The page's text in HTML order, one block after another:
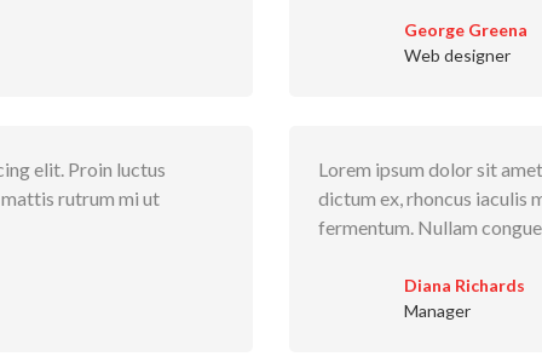
George Greena
Web designer
elit. Proin luctus
rutrum mi ut
Lorem ipsum dolor sit
dictum ex, rhoncus iaculis
fermentum. Nullam
Diana Richards
Manager